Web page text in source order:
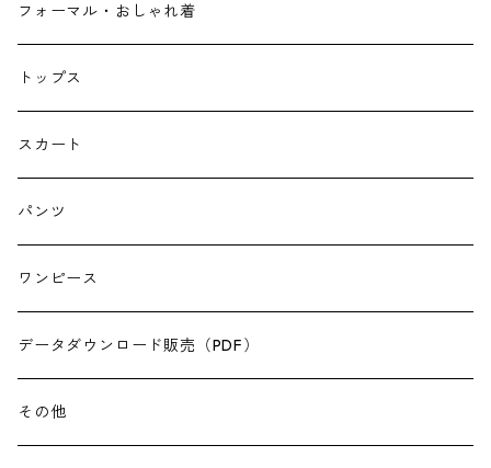
フォーマル・おしゃれ着
トップス
スカート
パンツ
ワンピース
データダウンロード販売（PDF）
その他